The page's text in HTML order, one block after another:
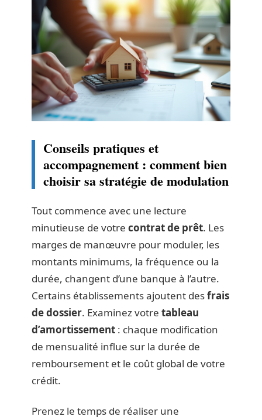
Conseils pratiques et
accompagnement : comment bien
choisir sa stratégie de modulation
Tout commence avec une lecture
minutieuse de votre contrat de prêt. Les
marges de manœuvre pour moduler, les
montants minimums, la fréquence ou la
durée, changent d’une banque à l’autre.
Certains établissements ajoutent desfrais
de dossier. Examinez votre tableau
d’amortissement : chaque modification
de mensualité influe sur la durée de
remboursement et le coût global de votre
crédit.
Prenez le temps de réaliser une